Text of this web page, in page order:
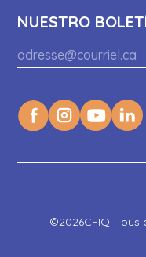
NUESTRO
©2026CFIQ. Tous